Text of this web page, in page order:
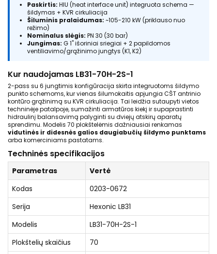
Paskirtis: HIU (heat interface unit) integruota schema —
šildymas + KVR cirkuliacija
Šiluminis pralaidumas: ~105-210 kW (priklauso nuo
režimo)
Nominalus slėgis: PN 30 (30 bar)
Jungimas: G 1" išoriniai sriegiai + 2 papildomos
ventiliavimo/grąžinimo jungtys (K1, K2)
Kur naudojamas LB31-70H-2S-1
2-pass su 6 jungtimis konfigūracija skirta integruotoms šildymo
punkto schemoms, kur vienas šilumokaitis apjungia CŠT antrinio
kontūro grąžinimą su KVR cirkuliacija. Tai leidžia sutaupyti vietos
techninėje patalpoje, sumažinti armatūros kiekį ir supaprastinti
hidraulinį balansavimą palyginti su dviejų atskirų aparatų
sprendimu. Modelis 70 plokštelėmis dažniausiai renkamas
vidutinės ir didesnės galios daugiabučių šildymo punktams
arba komerciniams pastatams.
Techninės specifikacijos
Parametras
Vertė
Kodas
0203-0672
Serija
Hexonic LB31
Modelis
LB31-70H-2S-1
Plokštelių skaičius
70